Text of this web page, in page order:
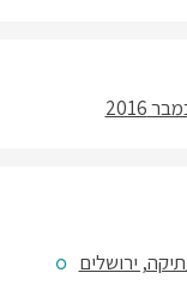
2016
ירושלים